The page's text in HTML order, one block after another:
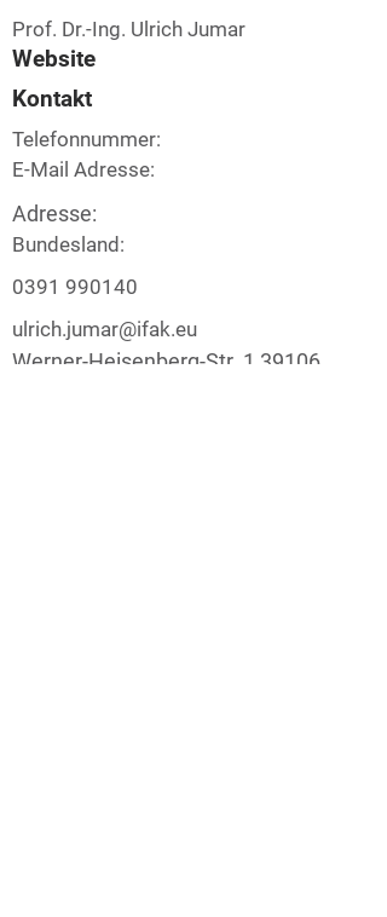
Prof. Dr.-Ing. Ulrich Jumar
Website
Kontakt
Telefonnummer:
E-Mail Adresse:
Adresse:
Bundesland:
0391 990140
ulrich.jumar@ifak.eu
Werner-Heisenberg-Str. 1 39106